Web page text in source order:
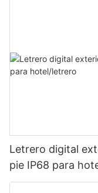
Letrero digital
pie IP68 para